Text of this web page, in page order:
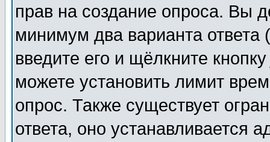
прав на создание опроса. Вы
минимум два варианта ответа
введите его и щёлкните
можете установить лимит
опрос. Также существует
ответа, оно устанавливается